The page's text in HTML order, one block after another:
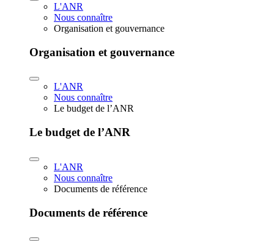
L'ANR
Nous connaître
Organisation et gouvernance
Organisation et gouvernance
L'ANR
Nous connaître
Le budget de l’ANR
Le budget de l’ANR
L'ANR
Nous connaître
Documents de référence
Documents de référence